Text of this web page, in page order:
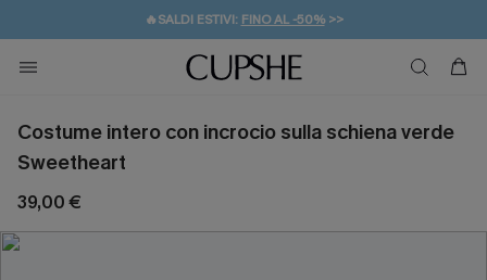
🔥SALDI ESTIVI: FINO AL -50%>>
🚚SPEDIZIONE GRATUITA DA 49€
💌REGALO PER I NUOVI: 20% DI SCONTO*
Costume intero con incrocio sulla schiena verde
Sweetheart
39,00 €